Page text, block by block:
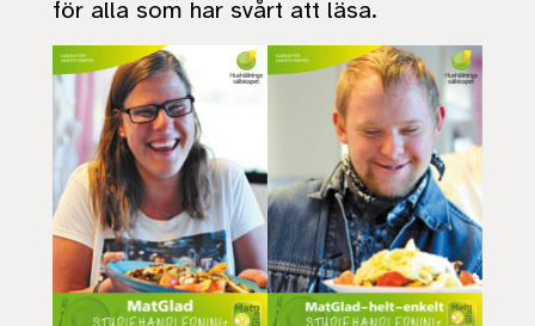
för alla som har svårt att läsa.